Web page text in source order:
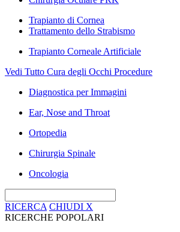
Trapianto di Cornea
Trattamento dello Strabismo
Trapianto Corneale Artificiale
Vedi Tutto Cura degli Occhi Procedure
Diagnostica per Immagini
Ear, Nose and Throat
Ortopedia
Chirurgia Spinale
Oncologia
RICERCA CHIUDI X
RICERCHE POPOLARI